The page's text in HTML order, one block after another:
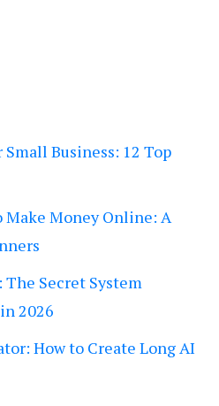
Business: 12 Top
Make Money Online: A
Secret System
2026
How to Create Long AI